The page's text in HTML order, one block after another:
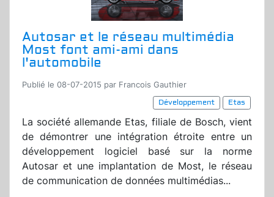
Autosar et le réseau multimédia
Most font ami-ami dans
l'automobile
Publié le 08-07-2015 par Francois Gauthier
Développement
Etas
La société allemande Etas, filiale de Bosch, vient
de démontrer une intégration étroite entre un
développement logiciel basé sur la norme
Autosar et une implantation de Most, le réseau
de communication de données multimédias...